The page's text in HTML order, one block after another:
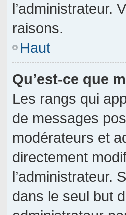
l’administrateur.
raisons.
Haut
Qu’est-ce que
Les rangs qui
de messages
modérateurs et
directement
l’administrateur.
dans le seul but